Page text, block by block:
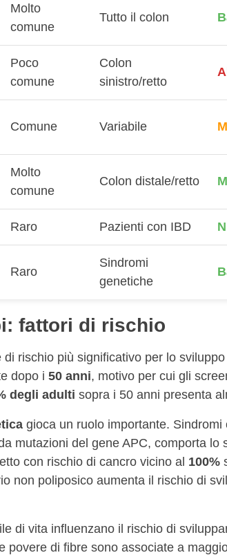
Molto
comune
Tutto il colon
Poco
comune
Colon
sinistro/retto
Comune Variabile
Molto
comune
Colon distale/retto
Raro Pazienti con IBD
Raro
Sindromi
genetiche
fattori di rischio
rischio più significativo per lo
dopo i 50 anni, motivo per cui gli
degli adulti sopra i 50 anni presenta
gioca un ruolo importante. Sindromi
mutazioni del gene APC, comporta
con rischio di cancro vicino al 100%
non poliposico aumenta il rischio di
di vita influenzano il rischio di
povere di fibre sono associate a